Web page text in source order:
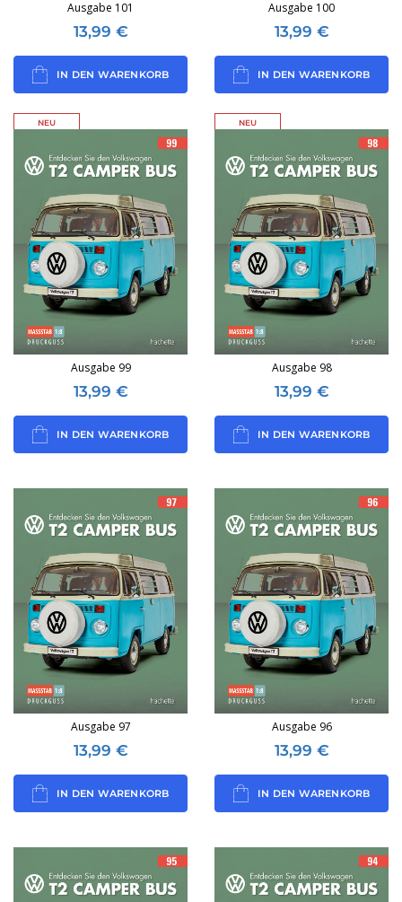
Ausgabe 101
13,99 €
IN DEN WARENKORB
Ausgabe 100
13,99 €
IN DEN WARENKORB
NEU
Ausgabe 99
13,99 €
IN DEN WARENKORB
NEU
Ausgabe 98
13,99 €
IN DEN WARENKORB
Ausgabe 97
13,99 €
IN DEN WARENKORB
Ausgabe 96
13,99 €
IN DEN WARENKORB